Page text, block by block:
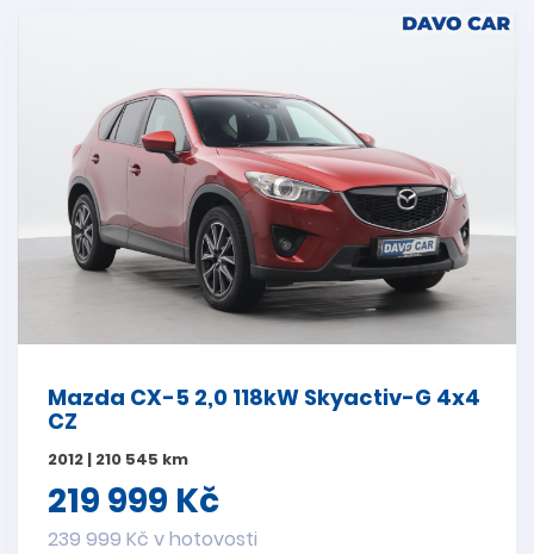
Mazda CX-5 2,0 118kW Skyactiv-G 4x4
CZ
2012 | 210 545 km
219 999 Kč
239 999 Kč v hotovosti